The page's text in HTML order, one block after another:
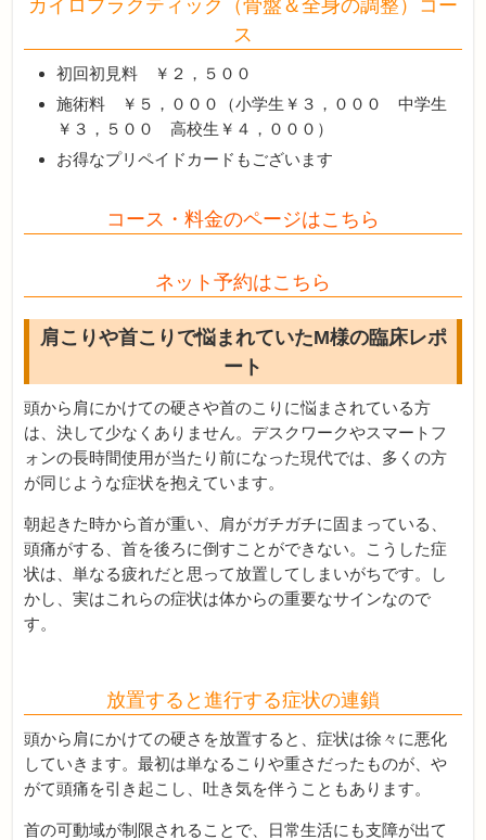
カイロプラクティック（骨盤＆全身の調整）コー
ス
初回初見料 ￥２，５００
施術料 ￥５，０００（小学生￥３，０００ 中学生
￥３，５００ 高校生￥４，０００）
お得なプリペイドカードもございます
コース・料金のページはこちら
ネット予約はこちら
肩こりや首こりで悩まれていたM様の臨床レポ
ート
頭から肩にかけての硬さや首のこりに悩まされている方
は、決して少なくありません。デスクワークやスマートフ
ォンの長時間使用が当たり前になった現代では、多くの方
が同じような症状を抱えています。
朝起きた時から首が重い、肩がガチガチに固まっている、
頭痛がする、首を後ろに倒すことができない。こうした症
状は、単なる疲れだと思って放置してしまいがちです。し
かし、実はこれらの症状は体からの重要なサインなので
す。
放置すると進行する症状の連鎖
頭から肩にかけての硬さを放置すると、症状は徐々に悪化
していきます。最初は単なるこりや重さだったものが、や
がて頭痛を引き起こし、吐き気を伴うこともあります。
首の可動域が制限されることで、日常生活にも支障が出て